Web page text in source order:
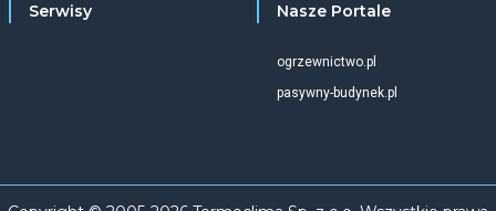
Serwisy Nasze Portale
ogrzewnictwo.pl
pasywny-budynek.pl